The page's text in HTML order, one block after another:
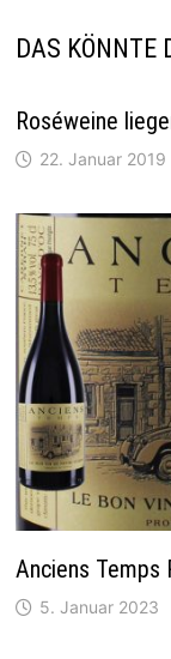
DAS KÖNNTE
Roséweine
22. Januar 2019
Anciens Temps
5. Januar 2023